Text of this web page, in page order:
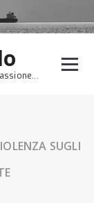
SUGLI